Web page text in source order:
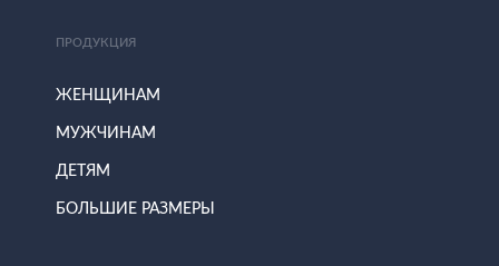
ПРОДУКЦИЯ
ЖЕНЩИНАМ
МУЖЧИНАМ
ДЕТЯМ
БОЛЬШИЕ РАЗМЕРЫ